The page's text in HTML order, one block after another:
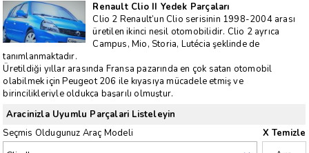
Renault Clio II Yedek Parçaları
Clio 2 Renault’un Clio serisinin 1998-2004 arası
üretilen ikinci nesil otomobilidir. Clio 2 ayrıca
Campus, Mio, Storia, Lutécia şeklinde de
tanımlanmaktadır.
Üretildiği yıllar arasında Fransa pazarında en çok satan otomobil
olabilmek için Peugeot 206 ile kıyasıya mücadele etmiş ve
birincilikleriyle oldukça başarılı olmuştur.
modellerinde müşterilerine sunan ilk otomobildir.
Clio 2’ nin üretim yerleri; Flins-Fransa, Valladolid-İspanya, Novo Mesto-
Slovenya, Cordoba-Arjantin, Envigado-Kolombiya, Curitiba-Brezilya ve
Aracinizla Uyumlu Parçalari Listeleyin
Seçmis Oldugunuz Araç Modeli
X Temizle